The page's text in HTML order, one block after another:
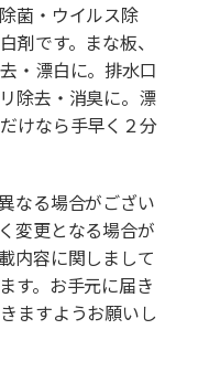
菌・ウイルス除
剤です。まな板、
・漂白に。排水口
除去・消臭に。漂
けなら手早く２分
なる場合がござい
変更となる場合が
内容に関しまして
す。お手元に届き
ますようお願いし